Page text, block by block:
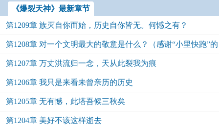
《爆裂天神》最新章节
第1209章 族灭自你而始，历史自你皆无。何憾之有？
第1208章 对一个文明最大的敬意是什么？（感谢“小里快跑”的
盟主）
第1207章 万丈洪流归一念，天从此裂我为痕
第1206章 我只是来看未曾亲历的历史
第1205章 无有憾，此塔吾候三秋矣
第1204章 美好不该这样逝去